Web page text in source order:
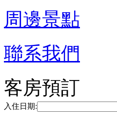
周邊景點
聯系我們
客房預訂
入住日期: